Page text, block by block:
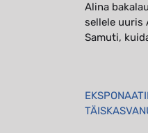
Alina
sellele uuris
Samuti,